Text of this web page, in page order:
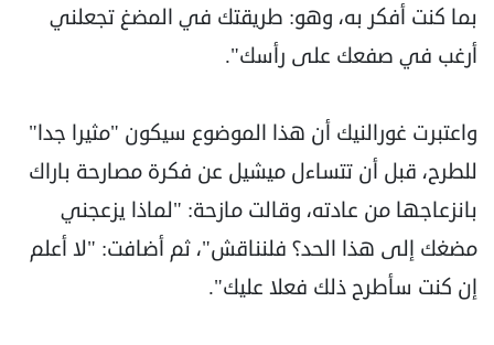
بما كنت أفكر به، وهو: طريقتك في المضغ تجعلني
أرغب في صفعك على رأسك".
واعتبرت غورالنيك أن هذا الموضوع سيكون "مثيرا جدا"
للطرح، قبل أن تتساءل ميشيل عن فكرة مصارحة باراك
بانزعاجها من عادته، وقالت مازحة: "لماذا يزعجني
مضغك إلى هذا الحد؟ فلنناقش"، ثم أضافت: "لا أعلم
إن كنت سأطرح ذلك فعلا عليك".